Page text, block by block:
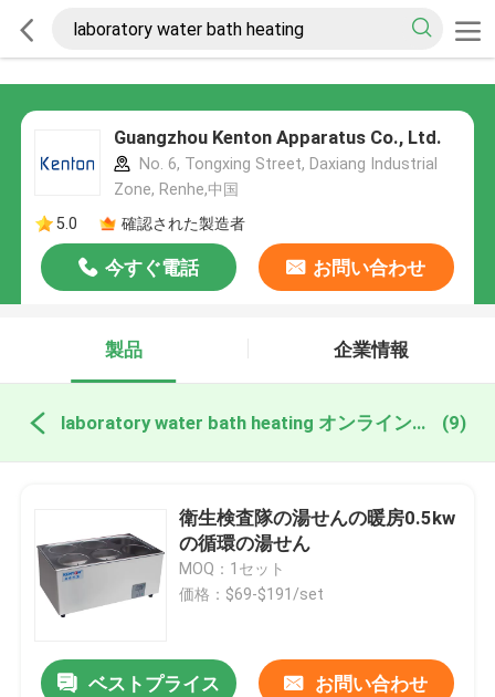
Guangzhou Kenton Apparatus Co., Ltd.
No. 6, Tongxing Street, Daxiang Industrial
Zone, Renhe,中国
5.0
確認された製造者
今すぐ電話 お問い合わせ
製品 企業情報
laboratory water bath heating オンライン製造 (9)
衛生検査隊の湯せんの暖房0.5kw
の循環の湯せん
MOQ：1セット
価格：$69-$191/set
ベストプライス お問い合わせ